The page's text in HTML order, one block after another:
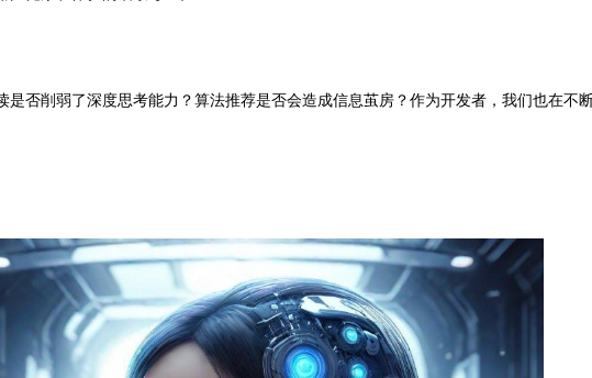
否削弱了深度思考能力？算法推荐是否会造成信息茧房？作为开发者，我们也在不